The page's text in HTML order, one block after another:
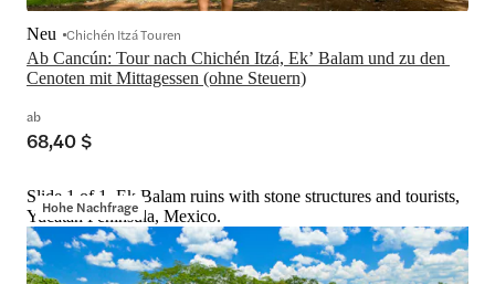
Ab Cancún: Tour nach Chichén Itzá, Ekʼ Balam und zu den
Cenoten mit Mittagessen (ohne Steuern)
Neu Chichén Itzá Touren
ab
68,40 $
Hohe Nachfrage
Slide 1 of 1, Ek Balam ruins with stone structures and tourists,
Yucatan Peninsula, Mexico.